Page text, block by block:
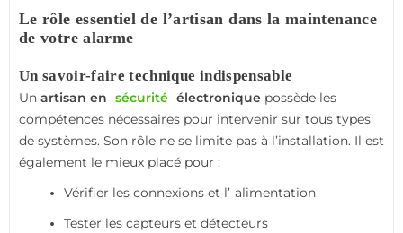
6.2. Oublier de remplacer les piles ou batteries
7. L’importance du contrôle annuel
7.1. Ce que comprend ce contrôle :
8. Focus sur Alarme-et-Vidéosurveillance.fr
9. En conclusion : une sécurité fiable passe par un
entretien sérieux
Le rôle essentiel de l’artisan dans la maintenance
de votre alarme
Un savoir-faire technique indispensable
Un artisan en sécurité électronique possède les
compétences nécessaires pour intervenir sur tous types
de systèmes. Son rôle ne se limite pas à l’installation. Il est
également le mieux placé pour :
Vérifier les connexions et l’ alimentation
Tester les capteurs et détecteurs